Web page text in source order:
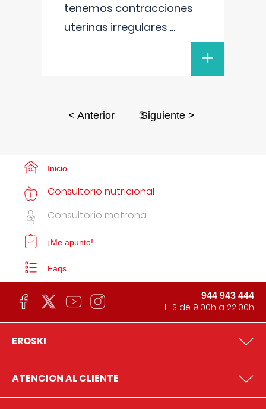
tenemos contracciones
uterinas irregulares ...
+
< Anterior 3Siguiente >
Inicio
Consultorio nutricional
Consultorio matrona
¡Me apunto!
Faqs
944 943 444
L-S de 9:00h a 22:00h
EROSKI
ATENCION AL CLIENTE